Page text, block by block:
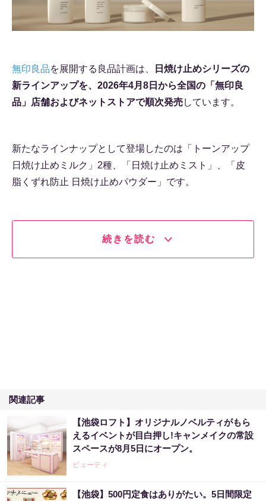
無印良品を展開する良品計画は、
日焼け止めシリーズの
新ラインアップを、2026年4月8日から全国の「無印良
品」店舗およびネットストアで順次発売しています。
新たなラインナップとして登場したのは「トーンアップ
日焼け止めミルク」2種、「日焼け止めミスト」、「皮
脂くずれ防止 日焼け止めパウダー」です。
続きを読む
関連記事
【池袋ロフト】オリジナルノベルティがもら
えるイベントが目白押し!キャンメイクの常設
スペースが8月5日にオープン。
ビューティ
【池袋】500円定食はありがたい。5日間限定